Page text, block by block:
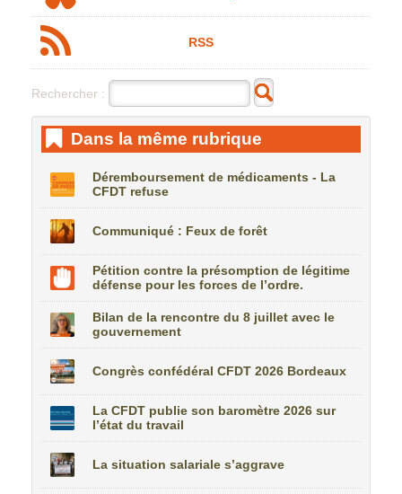
RSS
Rechercher :
Dans la même rubrique
Déremboursement de médicaments - La
CFDT refuse
Communiqué : Feux de forêt
Pétition contre la présomption de légitime
défense pour les forces de l’ordre.
Bilan de la rencontre du 8 juillet avec le
gouvernement
Congrès confédéral CFDT 2026 Bordeaux
La CFDT publie son baromètre 2026 sur
l’état du travail
La situation salariale s’aggrave